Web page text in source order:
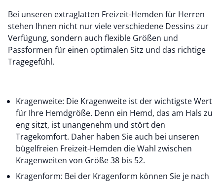
Bei unseren extraglatten Freizeit-Hemden für Herren
stehen Ihnen nicht nur viele verschiedene Dessins zur
Verfügung, sondern auch flexible Größen und
Passformen für einen optimalen Sitz und das richtige
Tragegefühl.
Kragenweite: Die Kragenweite ist der wichtigste Wert
für Ihre Hemdgröße. Denn ein Hemd, das am Hals zu
eng sitzt, ist unangenehm und stört den
Tragekomfort. Daher haben Sie auch bei unseren
bügelfreien Freizeit-Hemden die Wahl zwischen
Kragenweiten von Größe 38 bis 52.
Kragenform: Bei der Kragenform können Sie je nach